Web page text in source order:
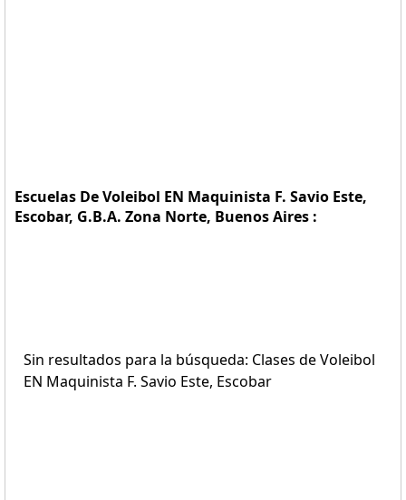
Escuelas De Voleibol EN Maquinista F. Savio Este,
Escobar, G.B.A. Zona Norte, Buenos Aires :
Sin resultados para la búsqueda: Clases de Voleibol
EN Maquinista F. Savio Este, Escobar